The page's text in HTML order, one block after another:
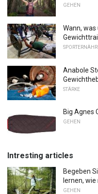
GEHEN
Wann,
Anabole
STÄRKE
Big Agnes
GEHEN
Intresting articles
Begeben
lernen,
GEHEN